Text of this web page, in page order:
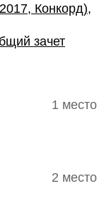
Конкорд),
зачет
1 место
2 место